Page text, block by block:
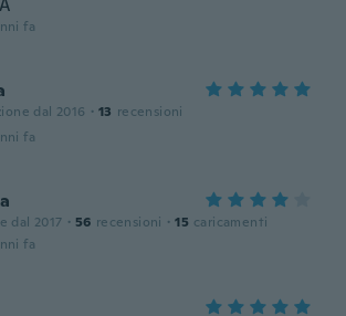
fa
dal 2016 · 13 recensioni
fa
dal 2017 · 56 recensioni · 15 caricamenti
fa